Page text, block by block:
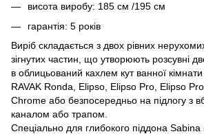
висота виробу: 185 см /195 см
гарантія: 5 років
Виріб складається з двох рівних
зігнутих частин, що утворюють розсувні
в облицьований кахлем кут ванної
RAVAK Ronda, Elipso, Elipso Pro, Elipso
Chrome або безпосередньо на підлогу з
каналом або трапом.
Спеціально для глибокого піддона Sabina